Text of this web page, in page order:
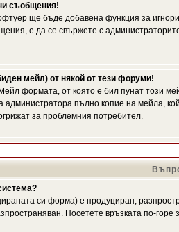
съобщения!
ще бъде добавена функция за
е да се свържете с
мейл) от някой от тези форуми!
формата, от която е бил пунат този
пълно копие на мейла,
за проблемния потребител.
си форма) е продуциран,
Посетете връзката по-горе